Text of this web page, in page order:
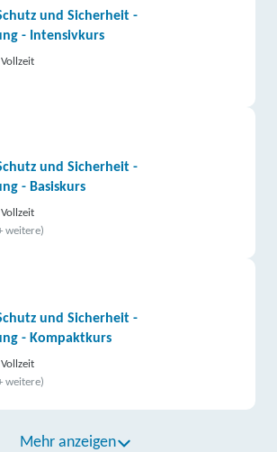
und Sicherheit -
- Intensivkurs
und Sicherheit -
- Basiskurs
weitere)
und Sicherheit -
- Kompaktkurs
weitere)
Mehr anzeigen